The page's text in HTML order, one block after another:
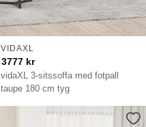
vidaXL 3-sitssoffa med fotpall
taupe 180 cm tyg
VIDAXL
3777 kr